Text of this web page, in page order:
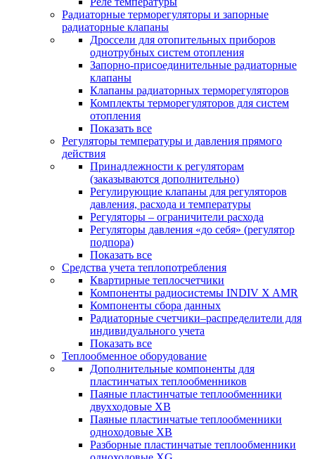
Радиаторные терморегуляторы и запорные
радиаторные клапаны
Дроссели для отопительных приборов
однотрубных систем отопления
Запорно-присоединительные радиаторные
клапаны
Клапаны радиаторных терморегуляторов
Комплекты терморегуляторов для систем
отопления
Показать все
Регуляторы температуры и давления прямого
действия
Принадлежности к регуляторам
(заказываются дополнительно)
Регулирующие клапаны для регуляторов
давления, расхода и температуры
Регуляторы – ограничители расхода
Регуляторы давления «до себя» (регулятор
подпора)
Показать все
Средства учета теплопотребления
Квартирные теплосчетчики
Компоненты радиосистемы INDIV X AMR
Компоненты сбора данных
Радиаторные счетчики–распределители для
индивидуального учета
Показать все
Теплообменное оборудование
Дополнительные компоненты для
пластинчатых теплообменников
Паяные пластинчатые теплообменники
двухходовые XB
Паяные пластинчатые теплообменники
одноходовые ХВ
Разборные пластинчатые теплообменники